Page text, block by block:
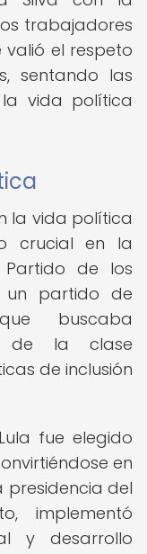
trabajadores
el respeto
sentando las
vida política
la vida política
crucial en la
Partido de los
un partido de
buscaba
de la clase
de inclusión
fue elegido
en
presidencia del
implementó
y desarrollo